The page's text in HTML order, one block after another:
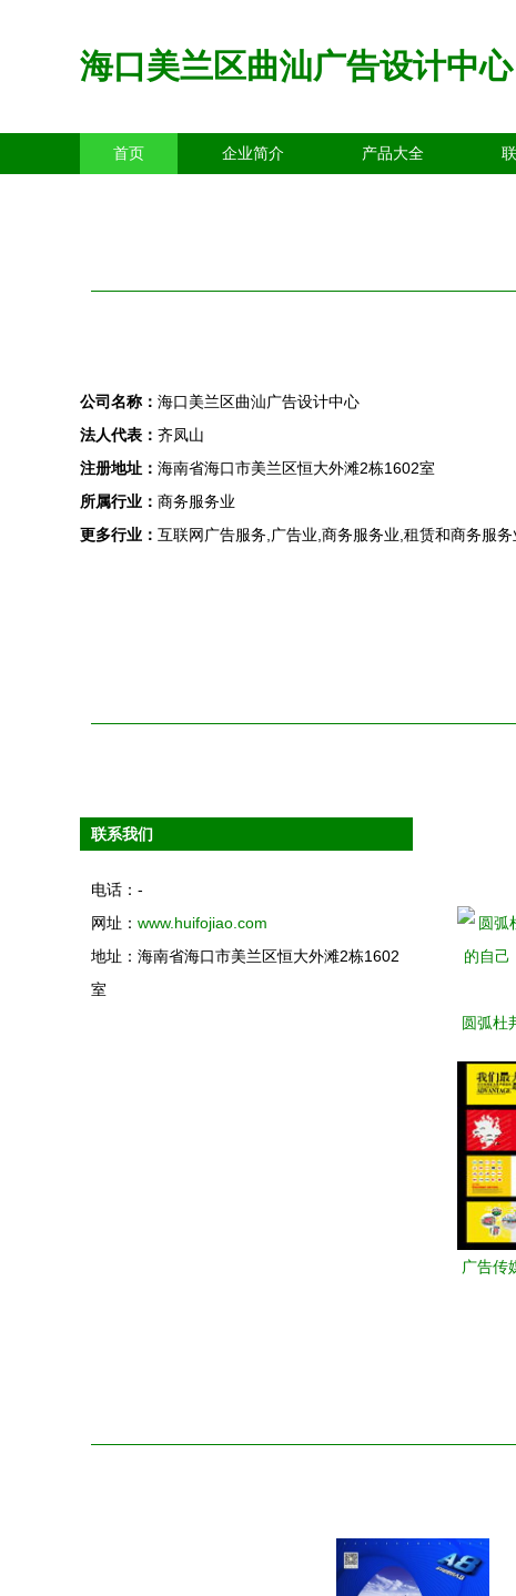
海口美兰区曲汕广告设计中心
首页 企业简介 产品大全
公司名称： 海口美兰区曲汕广告设计中心
法人代表： 齐凤山
注册地址： 海南省海口市美兰区恒大外滩2栋1602室
所属行业： 商务服务业
更多行业： 互联网广告服务,广告业,商务服务业,租赁和商务服务
联系我们
电话：-
网址： www.huifojiao.com
地址：海南省海口市美兰区恒大外滩2栋1602
室
圆弧杜
广告传